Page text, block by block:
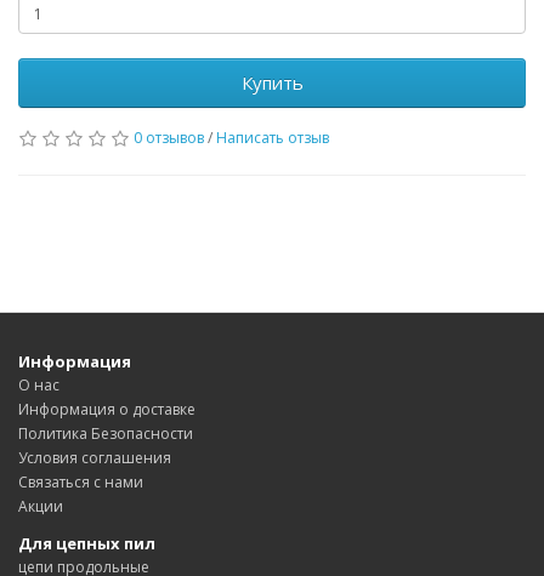
Купить
0 отзывов/ Написать отзыв
Информация
О нас
Информация о доставке
Политика Безопасности
Условия соглашения
Связаться с нами
Акции
Для цепных пил
цепи продольные